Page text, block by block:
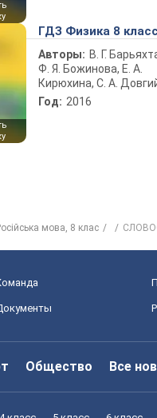
ГДЗ Физика 8 класс
Авторы: В. Г.
Ф. Я. Божинова, Е. А.
Кирюхина, С. А.
Год: 2016
мова, 8 клас
Общество Все